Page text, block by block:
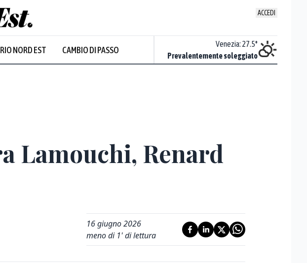
ACCEDI
NORD EST CAMBIO DI PASSO
Prevalentemente soleggiato
Venezia: 27.5°
Prevalentemente soleggiato
Lamouchi, Renard
16 giugno 2026
meno di 1' di lettura